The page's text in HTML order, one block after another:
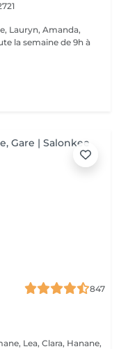
Lauryn, Amanda,
la semaine de 9h à
847
Lea, Clara, Hanane,